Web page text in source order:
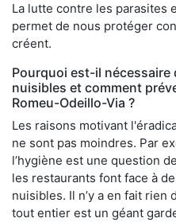
La lutte contre les parasites
permet de nous protéger
créent.
Pourquoi est-il nécessaire
nuisibles et comment
Romeu-Odeillo-Via ?
Les raisons motivant
ne sont pas moindres. Par
l’hygiène est une question
les restaurants font face à
nuisibles. Il n’y a en fait rien
tout entier est un géant